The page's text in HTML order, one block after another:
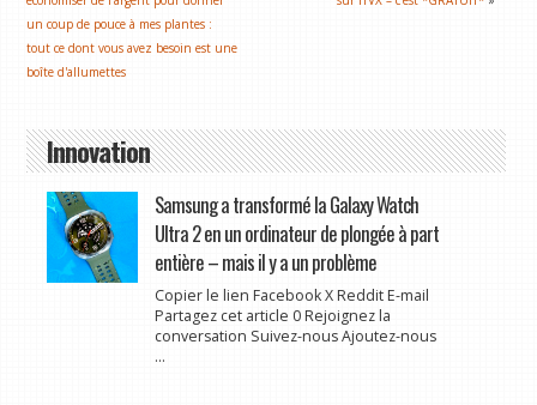
un coup de pouce à mes plantes :
tout ce dont vous avez besoin est une
boîte d'allumettes
Innovation
Samsung a transformé la Galaxy Watch
Ultra 2 en un ordinateur de plongée à part
entière – mais il y a un problème
Copier le lien Facebook X Reddit E-mail
Partagez cet article 0 Rejoignez la
conversation Suivez-nous Ajoutez-nous
...